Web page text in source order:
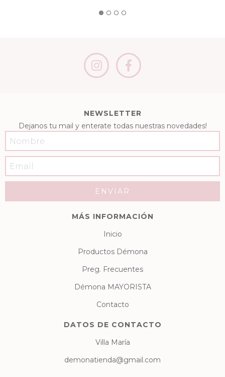
NEWSLETTER
Dejanos tu mail y enterate todas nuestras novedades!
MÁS INFORMACIÓN
Inicio
Productos Démona
Preg. Frecuentes
Démona MAYORISTA
Contacto
DATOS DE CONTACTO
Villa María
demonatienda@gmail.com